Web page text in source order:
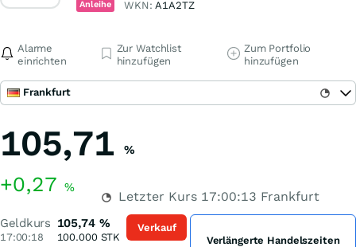
Anleihe WKN:A1A2TZ
Alarme
einrichten
Zur Watchlist
hinzufügen
Zum Portfolio
hinzufügen
Frankfurt
105,71 %
+0,27 %
Letzter Kurs 17:00:13 Frankfurt
Geldkurs
17:00:18
105,74 %
100.000STK
Verkauf
Verlängerte Handelszeiten